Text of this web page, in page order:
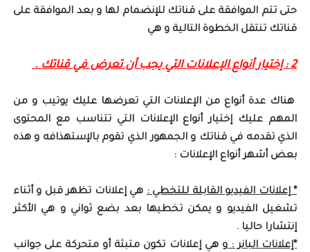
حتى تتم الموافقة على قناتك للإنضمام لها و بعد الموافقة على
قناتك تنتقل الخطوة التالية و هي
2 : إختيار أنواع الإعلانات التي يجب أن تعرض في قناتك .
هناك عدة أنواع من الإعلانات التي تعرضها عليك يوتيب و من
المهم عليك إختيار أنواع الإعلانات التي تتناسب مع المحتوى
الذي تقدمه في قناتك و الجمهور الذي تقوم بالإستهذافه و هذه
بعض أشهر أنواع الإعلانات :
* إعلانات الفيديو القابلة للتخطي :هي إعلانات تظهر قبل و أثناء
تشغيل الفيديو و يمكن تخطيها بعد بضع ثواني و هي الأكثر
إنتشارا حاليا .
*إعلانات البانر :و هي إعلانات تكون متبثة أو متحركة على جوانب